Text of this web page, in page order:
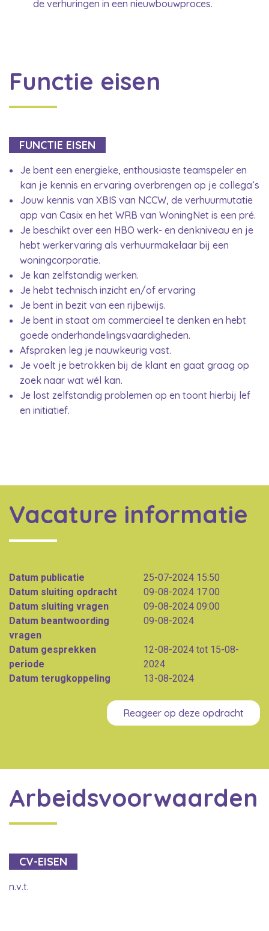
de verhuringen in een nieuwbouwproces.
Functie eisen
FUNCTIE EISEN
Je bent een energieke, enthousiaste teamspeler en
kan je kennis en ervaring overbrengen op je collega’s
Jouw kennis van XBIS van NCCW, de verhuurmutatie
app van Casix en het WRB van WoningNet is een pré.
Je beschikt over een HBO werk- en denkniveau en je
hebt werkervaring als verhuurmakelaar bij een
woningcorporatie.
Je kan zelfstandig werken.
Je hebt technisch inzicht en/of ervaring
Je bent in bezit van een rijbewijs.
Je bent in staat om commercieel te denken en hebt
goede onderhandelingsvaardigheden.
Afspraken leg je nauwkeurig vast.
Je voelt je betrokken bij de klant en gaat graag op
zoek naar wat wél kan.
Je lost zelfstandig problemen op en toont hierbij lef
en initiatief.
Vacature informatie
Datum publicatie
25-07-2024 15:50
Datum sluiting opdracht
09-08-2024 17:00
Datum sluiting vragen
09-08-2024 09:00
Datum beantwoording
vragen
09-08-2024
Datum gesprekken
periode
12-08-2024 tot 15-08-
2024
Datum terugkoppeling
13-08-2024
Reageer op deze opdracht
Arbeidsvoorwaarden
CV-EISEN
n.v.t.